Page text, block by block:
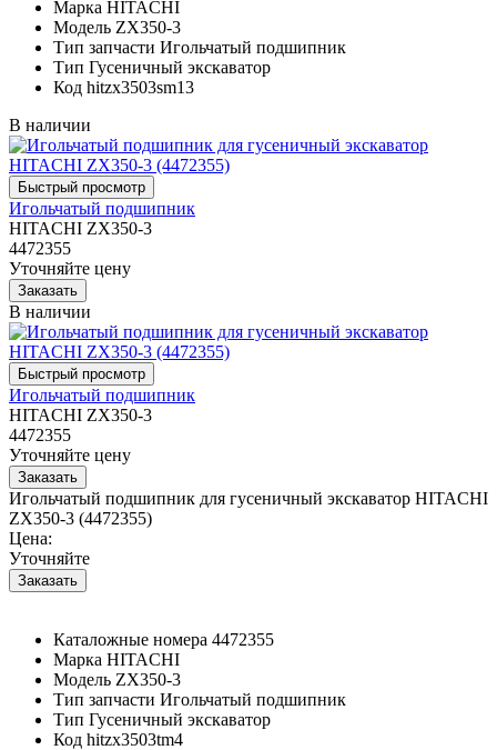
Марка HITACHI
Модель ZX350-3
Тип запчасти Игольчатый подшипник
Тип Гусеничный экскаватор
Код hitzx3503sm13
В наличии
Игольчатый подшипник
HITACHI ZX350-3
4472355
Уточняйте цену
В наличии
Игольчатый подшипник
HITACHI ZX350-3
4472355
Уточняйте цену
Игольчатый подшипник для гусеничный экскаватор HITACHI
ZX350-3 (4472355)
Цена:
Уточняйте
Каталожные номера 4472355
Марка HITACHI
Модель ZX350-3
Тип запчасти Игольчатый подшипник
Тип Гусеничный экскаватор
Код hitzx3503tm4